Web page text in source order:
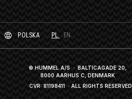
POLSKA PL EN
© HUMMEL A/S · BALTICAGADE 20,
8000 AARHUS C, DENMARK
CVR: 81198411 · ALL RIGHTS RESERVED